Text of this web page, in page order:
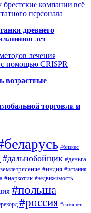
компании всё
персонала
древнего
лет
лечения
с помощью CRISPR
возрастные
торговли и
#бизнес
#дальнобойщик #деньга
#индия #испания
#наркотик #недвижимость
#польша
#россия #самолёт